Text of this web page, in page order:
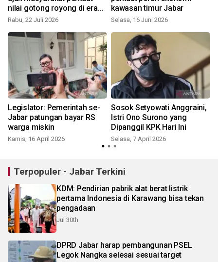
nilai gotong royong di era
digital
Rabu, 22 Juli 2026
kawasan timur Jabar
Selasa, 16 Juni 2026
Legislator: Pemerintah se-
Jabar patungan bayar RS
warga miskin
Kamis, 16 April 2026
Sosok Setyowati Anggraini,
Istri Ono Surono yang
Dipanggil KPK Hari Ini
Selasa, 7 April 2026
Terpopuler - Jabar Terkini
KDM: Pendirian pabrik alat berat listrik
pertama Indonesia di Karawang bisa tekan
pengadaan
Jul 30th
DPRD Jabar harap pembangunan PSEL
Legok Nangka selesai sesuai target